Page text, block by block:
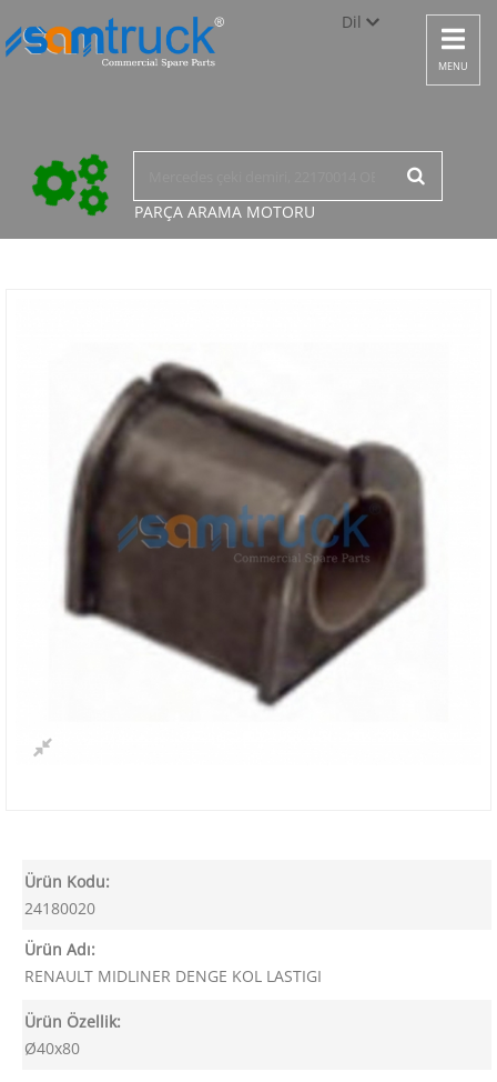
Dil
Türkçe
English
Toggle
MENU
PARÇA ARAMA MOTORU
Ürün Kodu:
24180020
Ürün Adı:
RENAULT MIDLINER DENGE KOL LASTIGI
Ürün Özellik:
Ø40x80